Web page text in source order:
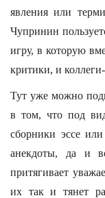
явления или
Чупринин
игру, в которую
критики, и
Тут уже можно
в том, что под
сборники эссе
анекдоты, да и
притягивает
их так и тянет